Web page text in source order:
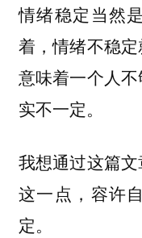
情绪稳定当然
着，情绪不稳
意味着一个人
实不一定。
我想通过这篇
这一点，容许
定。